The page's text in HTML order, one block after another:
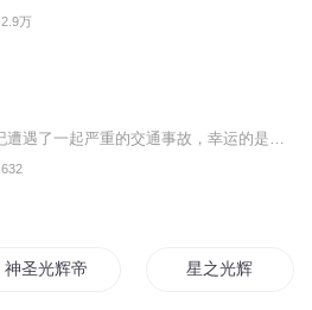
2.9万
632
神圣光辉帝国 星之光辉